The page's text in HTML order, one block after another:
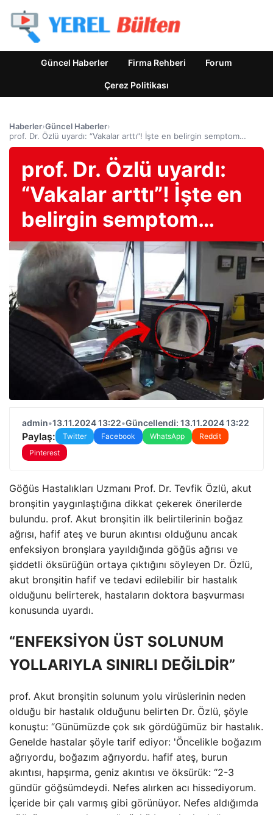
Güncel Haberler Firma Rehberi Forum
Çerez Politikası
Haberler›Güncel Haberler›
prof. Dr. Özlü uyardı: “Vakalar arttı”! İşte en belirgin semptom…
prof. Dr. Özlü uyardı:
“Vakalar arttı”! İşte en
belirgin semptom…
admin•13.11.2024 13:22•Güncellendi: 13.11.2024 13:22
Paylaş: Twitter Facebook WhatsApp
Reddit
Pinterest
Göğüs Hastalıkları Uzmanı Prof. Dr. Tevfik Özlü, akut
bronşitin yaygınlaştığına dikkat çekerek önerilerde
bulundu. prof. Akut bronşitin ilk belirtilerinin boğaz
ağrısı, hafif ateş ve burun akıntısı olduğunu ancak
enfeksiyon bronşlara yayıldığında göğüs ağrısı ve
şiddetli öksürüğün ortaya çıktığını söyleyen Dr. Özlü,
akut bronşitin hafif ve tedavi edilebilir bir hastalık
olduğunu belirterek, hastaların doktora başvurması
konusunda uyardı.
“ENFEKSİYON ÜST SOLUNUM
YOLLARIYLA SINIRLI DEĞİLDİR”
prof. Akut bronşitin solunum yolu virüslerinin neden
olduğu bir hastalık olduğunu belirten Dr. Özlü, şöyle
konuştu: “Günümüzde çok sık gördüğümüz bir hastalık.
Genelde hastalar şöyle tarif ediyor: 'Öncelikle boğazım
ağrıyordu, boğazım ağrıyordu. hafif ateş, burun
akıntısı, hapşırma, geniz akıntısı ve öksürük: “2-3
gündür göğsümdeydi. Nefes alırken acı hissediyorum.
İçeride bir çalı varmış gibi görünüyor. Nefes aldığımda